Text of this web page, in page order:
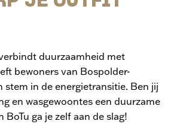
duurzaamheid met
bewoners van Bospolder-
stem in de energietransitie. Ben jij
en wasgewoontes een duurzame
BoTu ga je zelf aan de slag!